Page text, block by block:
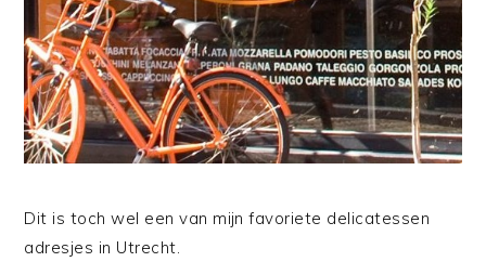
Dit is toch wel een van mijn favoriete delicatessen
adresjes in Utrecht.